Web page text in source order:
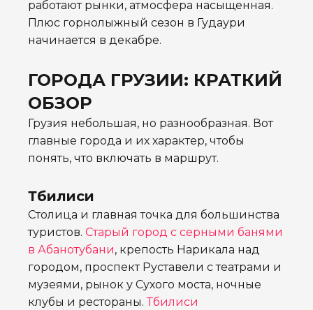
работают рынки, атмосфера насыщенная.
Плюс горнолыжный сезон в Гудаури
начинается в декабре.
ГОРОДА ГРУЗИИ: КРАТКИЙ
ОБЗОР
Грузия небольшая, но разнообразная. Вот
главные города и их характер, чтобы
понять, что включать в маршрут.
Тбилиси
Столица и главная точка для большинства
туристов. Старый город с серными банями
в Абанотубани, крепость Нарикала над
городом, проспект Руставели с театрами и
музеями, рынок у Сухого моста, ночные
клубы и рестораны.Тбилиси